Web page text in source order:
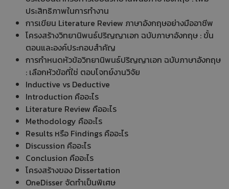
ประสิทธิภาพในการทำงาน
การเขียน Literature Review ภาษาอังกฤษอย่างมืออาชีพ
โครงสร้างวิทยานิพนธ์ปริญญาเอก ฉบับภาษาอังกฤษ : ขั้น
ตอนและองค์ประกอบสำคัญ
การกำหนดหัวข้อวิทยานิพนธ์ปริญญาเอก ฉบับภาษาอังกฤษ
: เลือกหัวข้อที่ใช่ ตอบโจทย์งานวิจัย
Inductive vs Deductive
Introduction คืออะไร
Literature Review คืออะไร
Methodology คืออะไร
Results หรือ Findings คืออะไร
Discussion คืออะไร
Conclusion คืออะไร
โครงสร้างของ Dissertation
OneDisser จัดทำเป็นพิเศษ